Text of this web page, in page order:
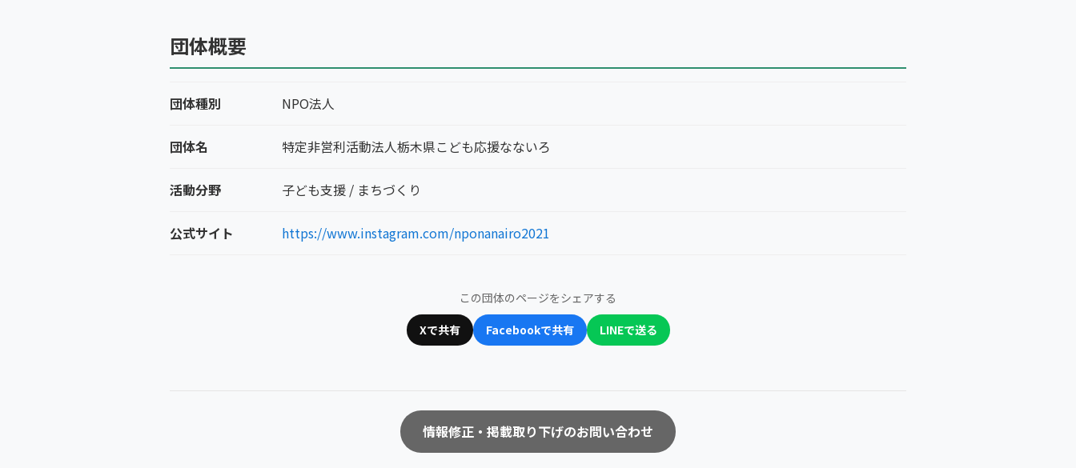
団体概要
団体種別 NPO法人
団体名 特定非営利活動法人栃木県こども応援なないろ
活動分野 子ども支援 / まちづくり
公式サイト https://www.instagram.com/nponanairo2021
この団体のページをシェアする
Xで共有
Facebookで共有 LINEで送る
情報修正・掲載取り下げのお問い合わせ